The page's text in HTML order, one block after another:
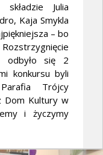
Julia
Kaja Smykla
– bo
odbyło się 2
konkursu byli
Trójcy
Dom Kultury w
i życzymy